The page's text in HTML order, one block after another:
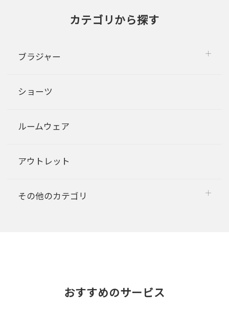
カテゴリから探す
ブラジャー
ショーツ
ルームウェア
アウトレット
その他のカテゴリ
おすすめのサービス